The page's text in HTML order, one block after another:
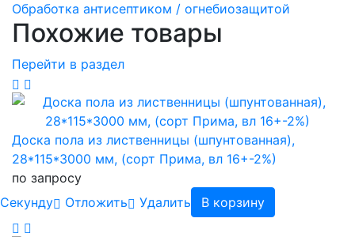
Обработка антисептиком / огнебиозащитой
Похожие товары
Перейти в раздел
Доска пола из лиственницы (шпунтованная),
28*115*3000 мм, (сорт Прима, вл 16+-2%)
по запросу
Cекунду
Отложить Удалить В корзину